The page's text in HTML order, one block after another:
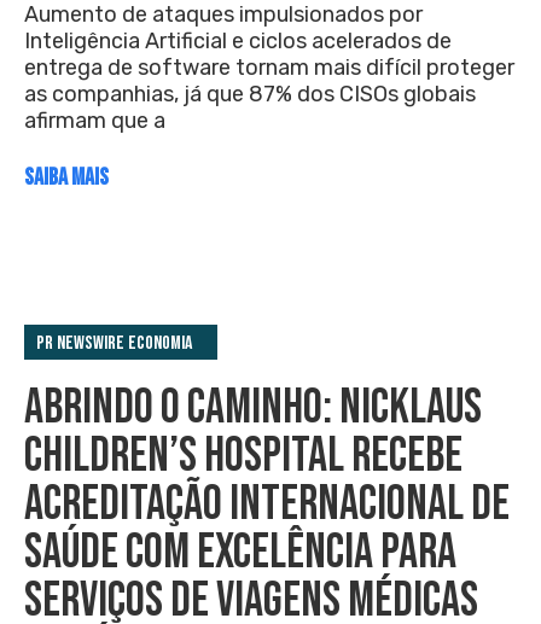
Aumento de ataques impulsionados por
Inteligência Artificial e ciclos acelerados de
entrega de software tornam mais difícil proteger
as companhias, já que 87% dos CISOs globais
afirmam que a
SAIBA MAIS
PR Newswire Economia
ABRINDO O CAMINHO: NICKLAUS
CHILDREN’S HOSPITAL RECEBE
ACREDITAÇÃO INTERNACIONAL DE
SAÚDE COM EXCELÊNCIA PARA
SERVIÇOS DE VIAGENS MÉDICAS